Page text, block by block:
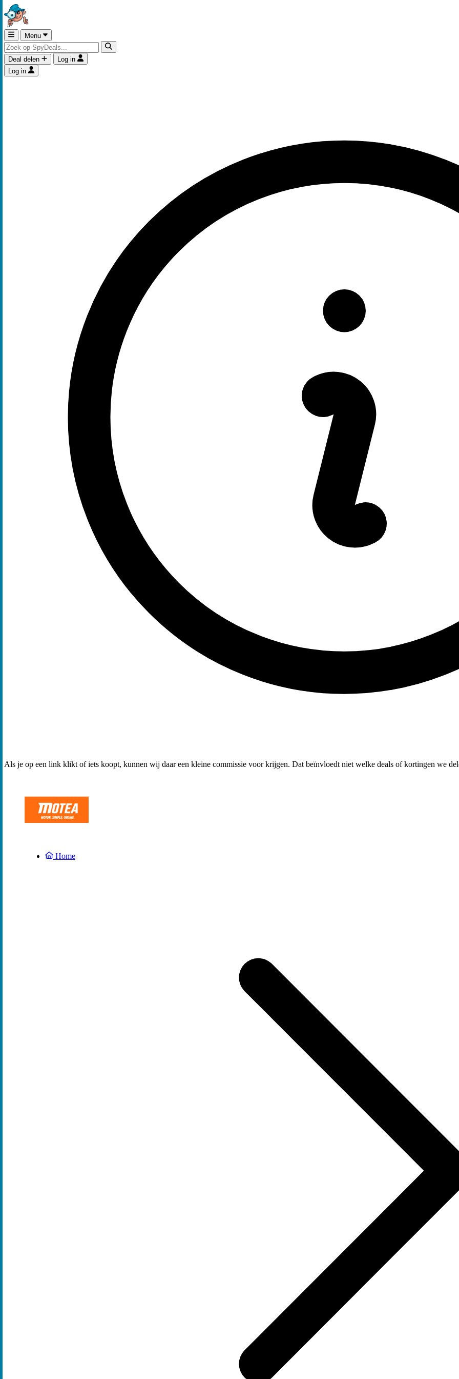
Menu
Deal delen
Log in
Log in
Als je op een link klikt of iets koopt, kunnen wij daar een kleine commissie voor krijgen. Dat beïnvloedt niet welke deals of kortingen we
Home